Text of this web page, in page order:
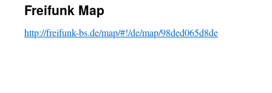
Freifunk Map
http://freifunk-bs.de/map/#!/de/map/98ded065d8de